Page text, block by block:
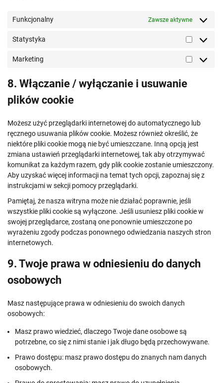
Funkcjonalny Zawsze aktywne
Statystyka
Marketing
8. Włączanie / wyłączanie i usuwanie
plików cookie
Możesz użyć przeglądarki internetowej do automatycznego lub
ręcznego usuwania plików cookie. Możesz również określić, że
niektóre pliki cookie mogą nie być umieszczane. Inną opcją jest
zmiana ustawień przeglądarki internetowej, tak aby otrzymywać
komunikat za każdym razem, gdy plik cookie zostanie umieszczony.
Aby uzyskać więcej informacji na temat tych opcji, zapoznaj się z
instrukcjami w sekcji pomocy przeglądarki.
Pamiętaj, że nasza witryna może nie działać poprawnie, jeśli
wszystkie pliki cookie są wyłączone. Jeśli usuniesz pliki cookie w
swojej przeglądarce, zostaną one ponownie umieszczone po
wyrażeniu zgody podczas ponownego odwiedzania naszych stron
internetowych.
9. Twoje prawa w odniesieniu do danych
osobowych
Masz następujące prawa w odniesieniu do swoich danych
osobowych:
Masz prawo wiedzieć, dlaczego Twoje dane osobowe są
potrzebne, co się z nimi stanie i jak długo będą przechowywane.
Prawo dostępu: masz prawo dostępu do znanych nam danych
osobowych.